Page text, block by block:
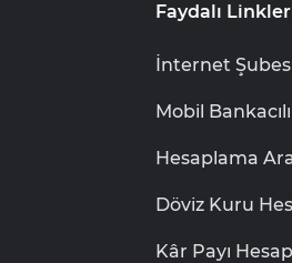
Faydalı Linkler
İnternet
Mobil
Hesaplama
Döviz Kuru
Kâr Payı